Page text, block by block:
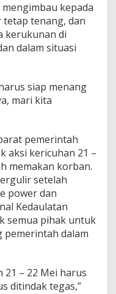
kepada
tenang, dan
kerukunan di
dalam situasi
siap menang
mari kita
pemerintah
aksi kericuhan 21 –
memakan korban.
setelah
power dan
Kedaulatan
semua pihak untuk
dalam
21 – 22 Mei harus
ditindak tegas,”